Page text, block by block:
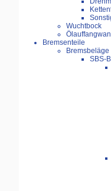
Wuchtbock
Bremsenteile
Bremsbeläge
SBS-